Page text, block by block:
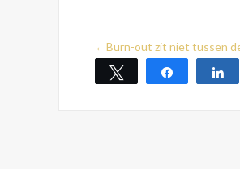
←Burn-out zit niet tussen
Tweet Share